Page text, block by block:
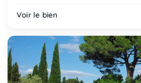
Voir le bien